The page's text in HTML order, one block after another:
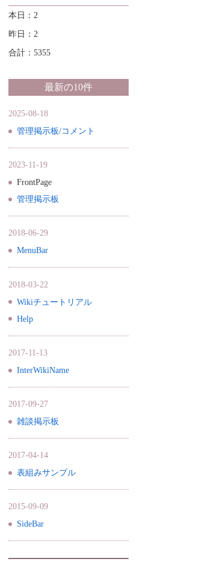
本日：2
昨日：2
合計：5355
最新の10件
2025-08-18
管理掲示板/コメント
2023-11-19
FrontPage
管理掲示板
2018-06-29
MenuBar
2018-03-22
Wikiチュートリアル
Help
2017-11-13
InterWikiName
2017-09-27
雑談掲示板
2017-04-14
表組みサンプル
2015-09-09
SideBar